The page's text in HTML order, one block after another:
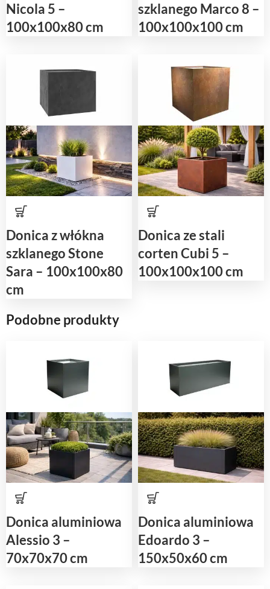
Nicola 5 –
100x100x80 cm
szklanego Marco 8 –
100x100x100 cm
Donica z włókna
szklanego Stone
Sara – 100x100x80
cm
Donica ze stali
corten Cubi 5 –
100x100x100 cm
Podobne produkty
Donica aluminiowa
Alessio 3 –
70x70x70 cm
Donica aluminiowa
Edoardo 3 –
150x50x60 cm